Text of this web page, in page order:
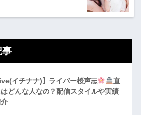
事
イチナナ)】ライバー桜声志
直
どんな人なの？配信スタイルや実績